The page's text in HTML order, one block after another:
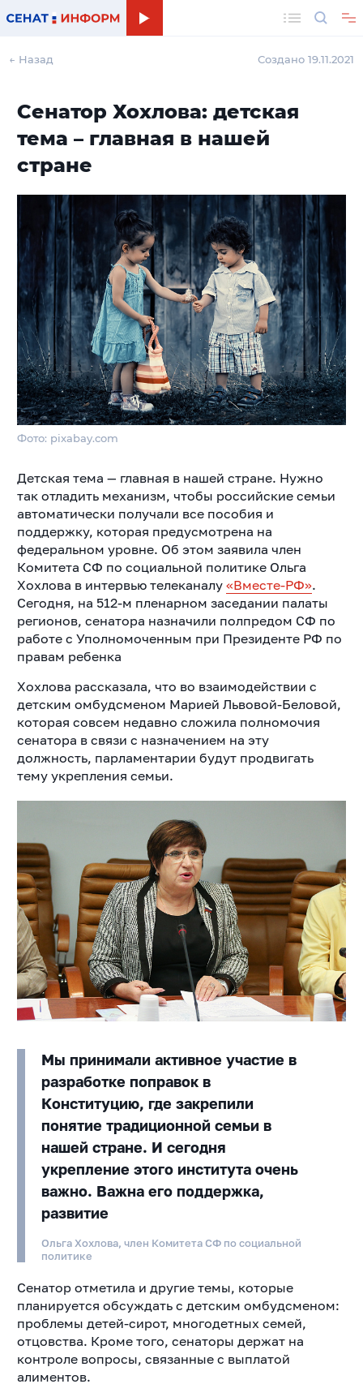
← Назад Создано 19.11.2021
Сенатор Хохлова: детская
тема – главная в нашей
стране
Фото: pixabay.com
Детская тема — главная в нашей стране. Нужно
так отладить механизм, чтобы российские семьи
автоматически получали все пособия и
поддержку, которая предусмотрена на
федеральном уровне. Об этом заявила член
Комитета СФ по социальной политике Ольга
Хохлова в интервью телеканалу «Вместе-РФ».
Сегодня, на 512-м пленарном заседании палаты
регионов, сенатора назначили полпредом СФ по
работе с Уполномоченным при Президенте РФ по
правам ребенка
Хохлова рассказала, что во взаимодействии с
детским омбудсменом Марией Львовой-Беловой,
которая совсем недавно сложила полномочия
сенатора в связи с назначением на эту
должность, парламентарии будут продвигать
тему укрепления семьи.
Мы принимали активное участие в
разработке поправок в
Конституцию, где закрепили
понятие традиционной семьи в
нашей стране. И сегодня
укрепление этого института очень
важно. Важна его поддержка,
развитие
Ольга Хохлова, член Комитета СФ по социальной
политике
Сенатор отметила и другие темы, которые
планируется обсуждать с детским омбудсменом:
проблемы детей-сирот, многодетных семей,
отцовства. Кроме того, сенаторы держат на
контроле вопросы, связанные с выплатой
алиментов.